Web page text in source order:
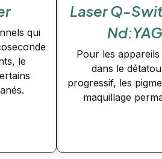
qui
le
Laser Q-
Nd:YAG
Pour les appareils
dans le
progressif, les
maquillage